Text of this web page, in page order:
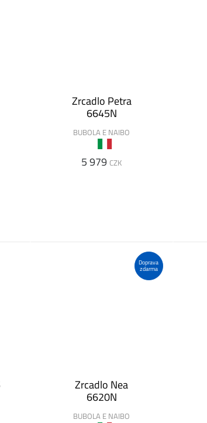
Zrcadlo Petra
6645N
BUBOLA E NAIBO
5 979 CZK
Doprava
zdarma
Zrcadlo Nea
6620N
BUBOLA E NAIBO